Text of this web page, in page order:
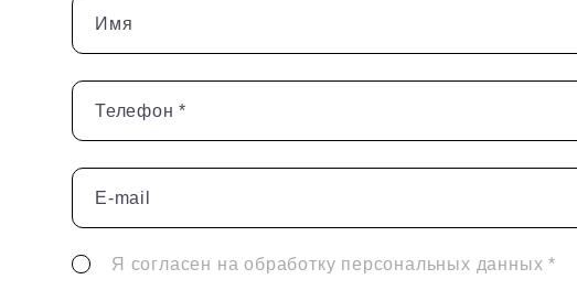
Имя
Телефон *
E-mail
Я согласен на обработку персональных данных *